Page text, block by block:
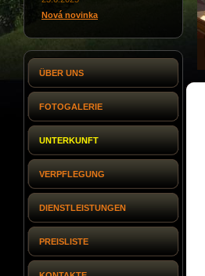
Nová novinka
ÜBER UNS
FOTOGALERIE
UNTERKUNFT
VERPFLEGUNG
DIENSTLEISTUNGEN
PREISLISTE